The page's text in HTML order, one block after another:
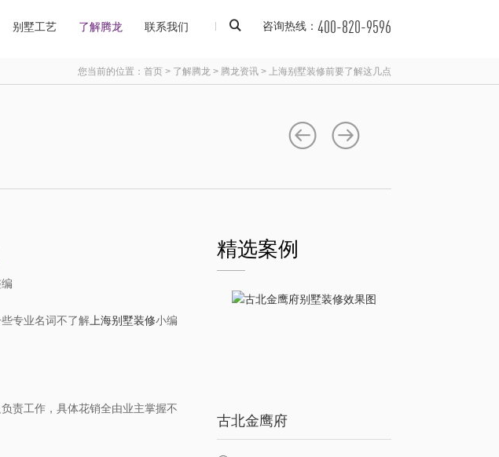
别墅工艺 了解腾龙 联系我们 咨询热线： 400-820-9596
您当前的位置： 首页 > 了解腾龙 > 腾龙资讯 > 上海别墅装修前要了解这几点
专业名词不了解 上海别墅装修小编
责工作，具体花销全由业主掌握不
精选案例
古北金鹰府